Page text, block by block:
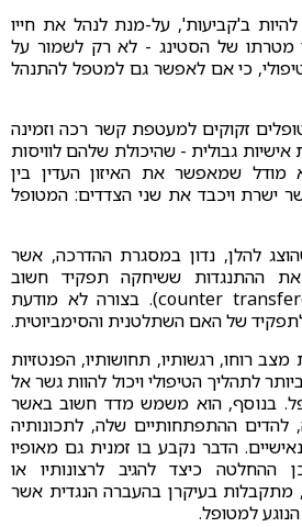
ב'קביעות', על-מנת לנהל את חייו
מטרתו של הסטינג - לא רק לשמור על
כי אם לאפשר גם למטפל להתנהל
זקוקים למעטפת קשר רכה וזמינה
גבולית - שהיכולת שלהם לוויסות
מודל שמאפשר את האיזון העדין בין
ישרת ויכבד את שני הצדדים: המטופל
להלן, נדון במסגרת ההדרכה, אשר
את ההתנגדות ששיחקה תפקיד חשוב
(counter transference). בצורה לא מודעת
של האם השתלטנית והסימביוטית.
רוחו, רגשותיו, תחושותיו, הפנטזיות
לתהליך הטיפולי ויכול להוות גשר אל
בנוסף, הוא משמש מדד חשוב באשר
ההתפתחותיים שלה, לתכונותיה
הדבר נקבע בו זמנית גם מאופיו
ההחלטה כיצד להגיב לרצונותיו או
מתקבלות בעיקרן בהעברה הנגדית אשר
למטופל.